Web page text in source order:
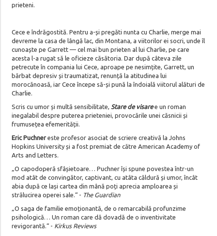
prieteni.
Cece e îndrăgostită. Pentru a-și pregăti nunta cu Charlie, merge mai
devreme la casa de lângă lac, din Montana, a viitorilor ei socri, unde îl
cunoaște pe Garrett — cel mai bun prieten al lui Charlie, pe care
acesta l-a rugat să le oficieze căsătoria. Dar după câteva zile
petrecute în compania lui Cece, aproape pe nesimțite, Garrett, un
bărbat depresiv și traumatizat, renunță la atitudinea lui
morocănoasă, iar Cece începe să-și pună la îndoială viitorul alături de
Charlie.
Scris cu umor și multă sensibilitate,
Stare de visaree un roman
inegalabil despre puterea prieteniei, provocările unei căsnicii și
frumusețea efemerității.
Eric Puchner este profesor asociat de scriere creativă la Johns
Hopkins University și a fost premiat de către American Academy of
Arts and Letters.
„O capodoperă sfâșietoare… Puchner își spune povestea într-un
mod atât de convingător, captivant, cu atâta căldură și umor, încât
abia după ce lași cartea din mână poți aprecia amploarea și
strălucirea operei sale.“ - The Guardian
„O saga de familie emoționantă, de o remarcabilă profunzime
psihologică… Un roman care dă dovadă de o inventivitate
revigorantă.“ - Kirkus Reviews